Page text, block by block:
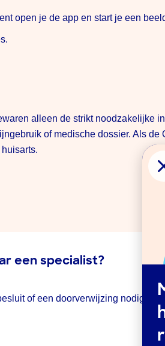
open je de app en start je een
alleen de strikt noodzakelijke
of medische dossier. Als de
een specialist?
of een doorverwijzing nodig is,